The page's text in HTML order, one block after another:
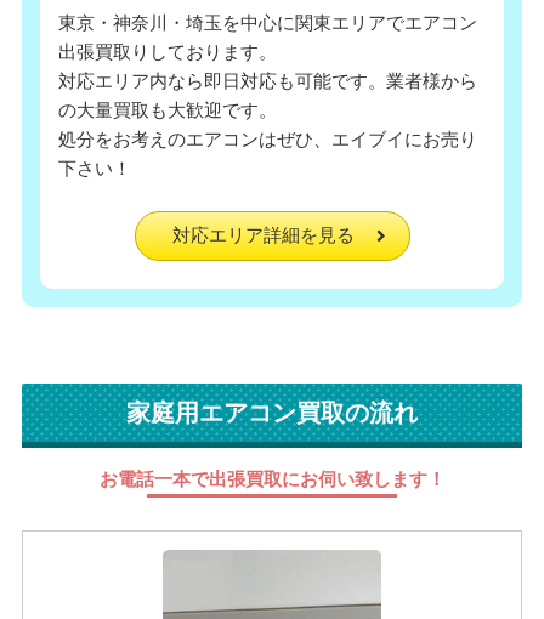
東京・神奈川・埼玉を中心に関東エリアでエアコン
出張買取りしております。
対応エリア内なら即日対応も可能です。業者様から
の大量買取も大歓迎です。
処分をお考えのエアコンはぜひ、エイブイにお売り
下さい！
対応エリア詳細を見る
家庭用エアコン買取の流れ
お電話一本で出張買取にお伺い致します！